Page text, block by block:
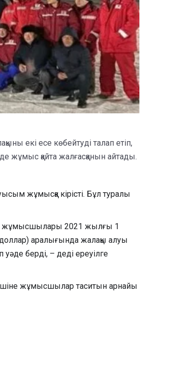
екі есе көбейтуді талап етіп,
жұмыс қайта жалғасқанын айтады.
жұмысқа кірісті. Бұл туралы
жұмысшылары 2021 жылғы 1
аралығында жалақы алуы
берді, – деді ереуілге
жұмысшылар таситын арнайы